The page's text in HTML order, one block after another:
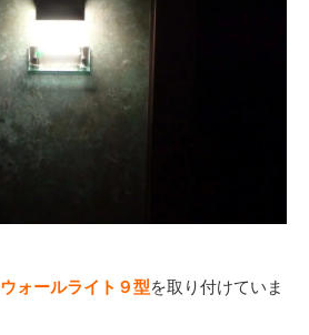
ウォールライト９型を取り付けていま